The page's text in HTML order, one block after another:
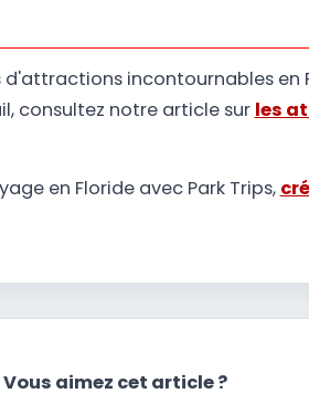
incontournables en
consultez notre article sur les
en Floride avec Park Trips,
Vous aimez cet article ?